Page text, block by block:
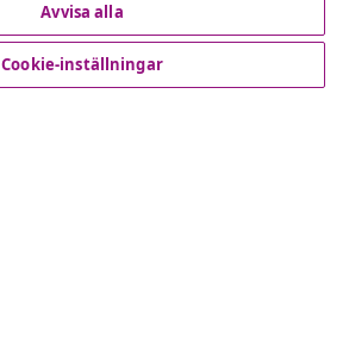
Avvisa alla
Cookie-inställningar